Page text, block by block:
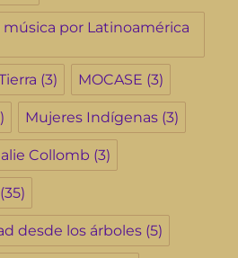
música por Latinoamérica
(3) MOCASE (3)
Mujeres Indígenas (3)
Collomb (3)
(35)
desde los árboles (5)